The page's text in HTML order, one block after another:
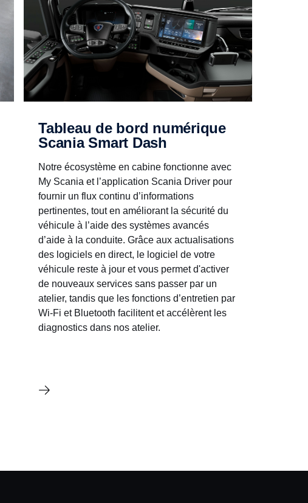
Tableau de bord numérique
Scania Smart Dash
Notre écosystème en cabine fonctionne avec
My Scania et l’application Scania Driver pour
fournir un flux continu d’informations
pertinentes, tout en améliorant la sécurité du
véhicule à l’aide des systèmes avancés
d’aide à la conduite. Grâce aux actualisations
des logiciels en direct, le logiciel de votre
véhicule reste à jour et vous permet d'activer
de nouveaux services sans passer par un
atelier, tandis que les fonctions d’entretien par
Wi-Fi et Bluetooth facilitent et accélèrent les
diagnostics dans nos atelier.